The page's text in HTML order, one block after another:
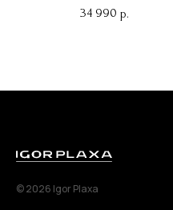
34 990 р.
© 2026 Igor Plaxa